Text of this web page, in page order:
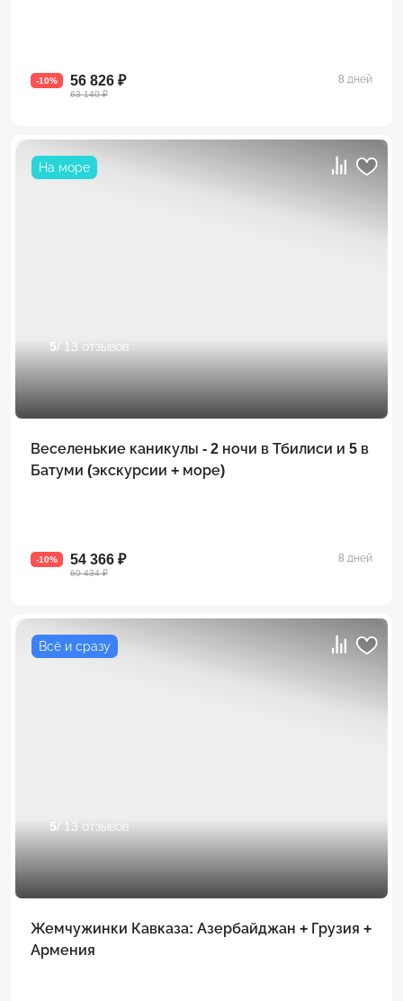
-10% 56 826 ₽
63 140 ₽
8 дней
На море
5/ 13 отзывов
Веселенькие каникулы - 2 ночи в Тбилиси и 5 в
Батуми (экскурсии + море)
-10% 54 366 ₽
60 434 ₽
8 дней
Всё и сразу
5/ 13 отзывов
Жемчужинки Кавказа: Азербайджан + Грузия +
Армения